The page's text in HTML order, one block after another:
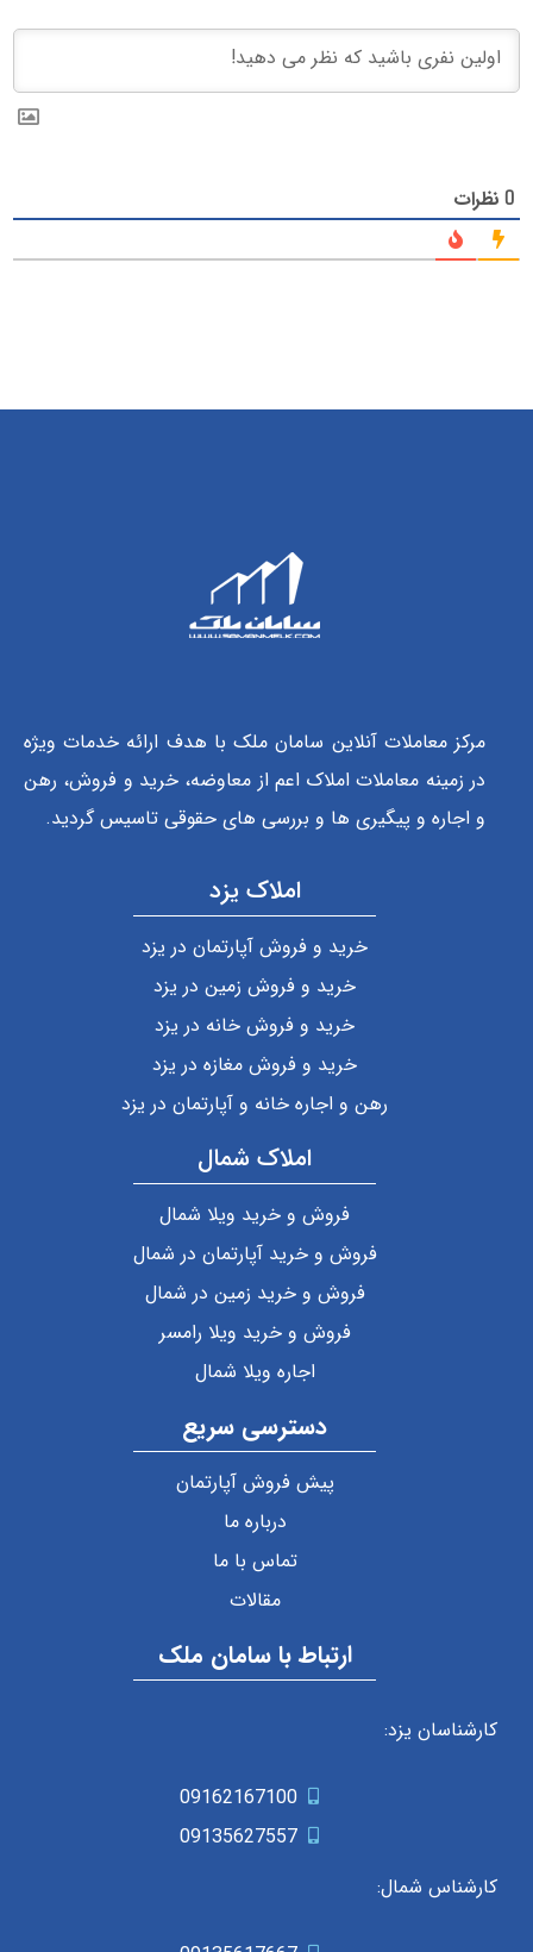
0نظرات
مرکز معاملات آنلاین سامان ملک با هدف ارائه خدمات ویژه
در زمینه معاملات املاک اعم از معاوضه، خرید و فروش، رهن
و اجاره و پیگیری ها و بررسی های حقوقی تاسیس گردید.
املاک یزد
خرید و فروش آپارتمان در یزد
خرید و فروش زمین در یزد
خرید و فروش خانه در یزد
خرید و فروش مغازه در یزد
رهن و اجاره خانه و آپارتمان در یزد
املاک شمال
فروش و خرید ویلا شمال
فروش و خرید آپارتمان در شمال
فروش و خرید زمین در شمال
فروش و خرید ویلا رامسر
اجاره ویلا شمال
دسترسی سریع
پیش فروش آپارتمان
درباره ما
تماس با ما
مقالات
ارتباط با سامان ملک
کارشناسان یزد:
09162167100
09135627557
کارشناس شمال: